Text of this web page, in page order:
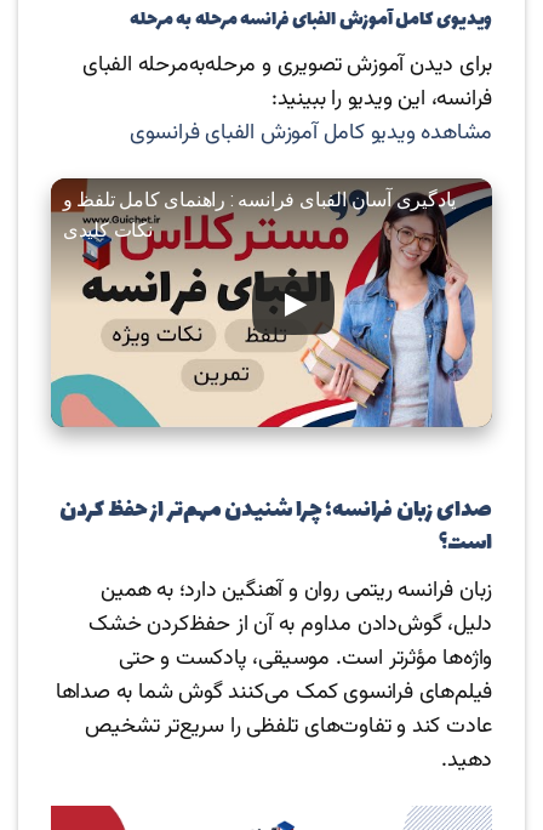
ویدیوی کامل آموزش الفبای فرانسه مرحله به مرحله
برای دیدن آموزش تصویری و مرحله‌به‌مرحله الفبای
فرانسه، این ویدیو را ببینید:
مشاهده ویدیو کامل آموزش الفبای فرانسوی
یادگیری آسان الفبای فرانسه : راهنمای کامل تلفظ و
نکات کلیدی
صدای زبان فرانسه؛ چرا شنیدن مهم‌تر از حفظ کردن
است؟
زبان فرانسه ریتمی روان و آهنگین دارد؛ به همین
دلیل، گوش‌دادن مداوم به آن از حفظ‌کردن خشک
واژه‌ها مؤثرتر است. موسیقی، پادکست و حتی
فیلم‌های فرانسوی کمک می‌کنند گوش شما به صداها
عادت کند و تفاوت‌های تلفظی را سریع‌تر تشخیص
دهید.